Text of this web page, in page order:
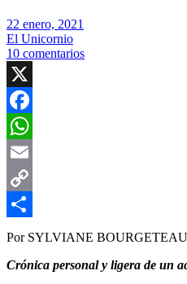
22 enero, 2021
El Unicornio
10 comentarios
X
Facebook
WhatsApp
Email
Copy
Link
Compartir
Por SYLVIANE BOURGETEAU
Crónica personal y ligera de un